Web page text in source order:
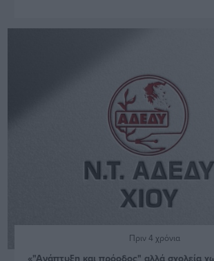
Πριν 4 χρόνια
«"Ανάπτυξη και πρόοδος" αλλά σχολεία